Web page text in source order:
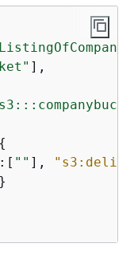
],
{
:[ "" ],